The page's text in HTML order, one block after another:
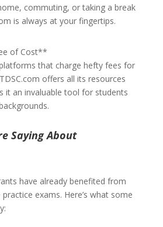
commuting, or taking a break
is always at your fingertips.
of Cost**
that charge hefty fees for
offers all its resources
it an invaluable tool for students
Saying About
have already benefited from
practice exams. Here’s what some